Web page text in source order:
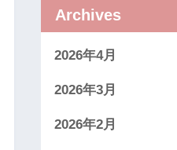
Archives
2026年4月
2026年3月
2026年2月